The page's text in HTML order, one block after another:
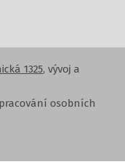
1325, vývoj a
osobních